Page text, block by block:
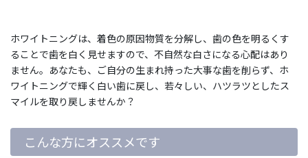
ホワイトニングは、着色の原因物質を分解し、歯の色を明るくす
ることで歯を白く見せますので、不自然な白さになる心配はあり
ません。あなたも、ご自分の生まれ持った大事な歯を削らず、ホ
ワイトニングで輝く白い歯に戻し、若々しい、ハツラツとしたス
マイルを取り戻しませんか？
こんな方にオススメです